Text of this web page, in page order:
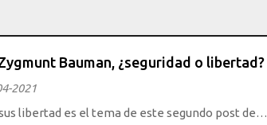
Bauman, ¿seguridad o libertad?
2021
libertad es el tema de este segundo post de…